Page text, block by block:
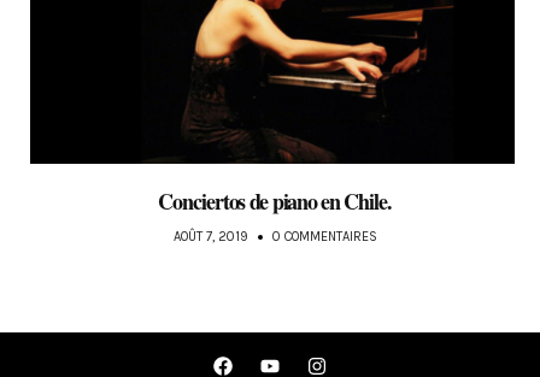
Conciertos de piano en Chile.
AOÛT 7, 2019 0 COMMENTAIRES